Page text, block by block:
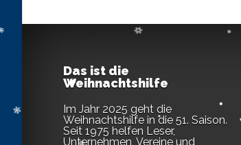
Das ist die
Weihnachtshilfe
Im Jahr 2025 geht die
Weihnachtshilfe in die 51. Saison.
Seit 1975 helfen Leser,
Unternehmen, Vereine und